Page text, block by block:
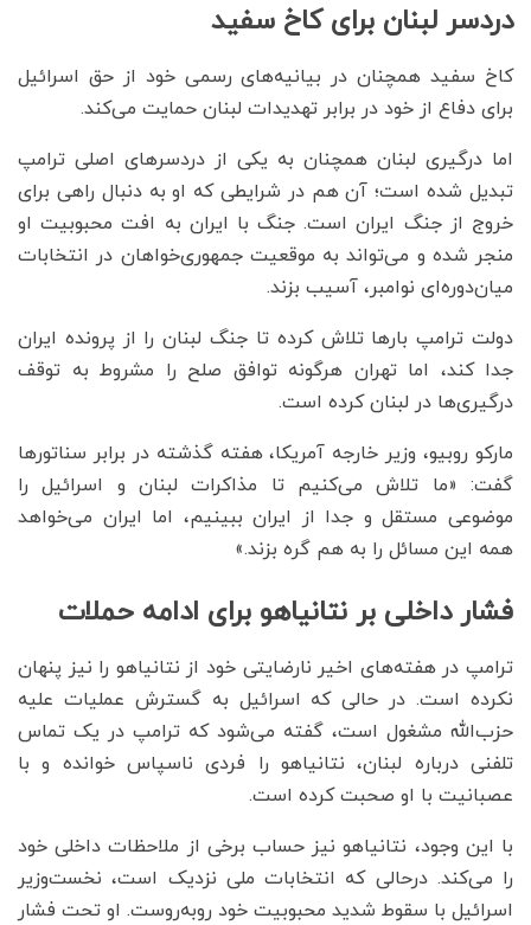
دردسر لبنان برای کاخ سفید
کاخ سفید همچنان در بیانیه‌های رسمی خود از حق اسرائیل
برای دفاع از خود در برابر تهدیدات لبنان حمایت می‌کند.
اما درگیری لبنان همچنان به یکی از دردسرهای اصلی ترامپ
تبدیل شده است؛ آن هم در شرایطی که او به دنبال راهی برای
خروج از جنگ ایران است. جنگ با ایران به افت محبوبیت او
منجر شده و می‌تواند به موقعیت جمهوری‌خواهان در انتخابات
میان‌دوره‌ای نوامبر، آسیب بزند.
دولت ترامپ بارها تلاش کرده تا جنگ لبنان را از پرونده ایران
جدا کند، اما تهران هرگونه توافق صلح را مشروط به توقف
درگیری‌ها در لبنان کرده است.
مارکو روبیو، وزیر خارجه آمریکا، هفته گذشته در برابر سناتورها
گفت: «ما تلاش می‌کنیم تا مذاکرات لبنان و اسرائیل را
موضوعی مستقل و جدا از ایران ببینیم، اما ایران می‌خواهد
همه این مسائل را به هم گره بزند.»
فشار داخلی بر نتانیاهو برای ادامه حملات
ترامپ در هفته‌های اخیر نارضایتی خود از نتانیاهو را نیز پنهان
نکرده است. در حالی که اسرائیل به گسترش عملیات علیه
حزب‌الله مشغول است، گفته می‌شود که ترامپ در یک تماس
تلفنی درباره لبنان، نتانیاهو را فردی ناسپاس خوانده و با
عصبانیت با او صحبت کرده است.
با این وجود، نتانیاهو نیز حساب برخی از ملاحظات داخلی خود
را می‌کند. درحالی که انتخابات ملی نزدیک است، نخست‌وزیر
اسرائیل با سقوط شدید محبوبیت خود روبه‌روست. او تحت فشار